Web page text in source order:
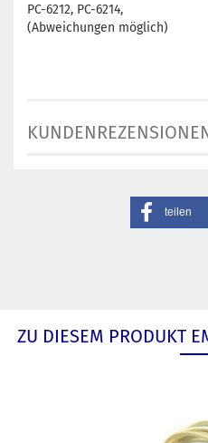
PC-6212, PC-6214,
(Abweichungen möglich)
teilen
ZU DIESEM PRODUKT